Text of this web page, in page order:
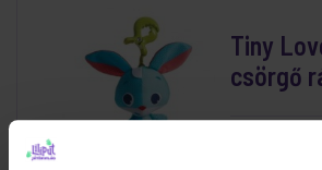
Tiny
csörgő